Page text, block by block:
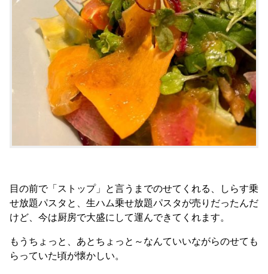
目の前で「ストップ」と言うまでのせてくれる、しらす乗
せ放題パスタと、生ハム乗せ放題パスタが売りだったんだ
けど、今は厨房で大盛にして運んできてくれます。
もうちょっと、あとちょっと～なんていいながらのせても
らっていた頃が懐かしい。